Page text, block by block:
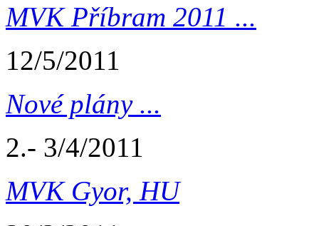
MVK Příbram 2011 ...
12/5/2011
Nové plány ...
2.- 3/4/2011
MVK Gyor, HU